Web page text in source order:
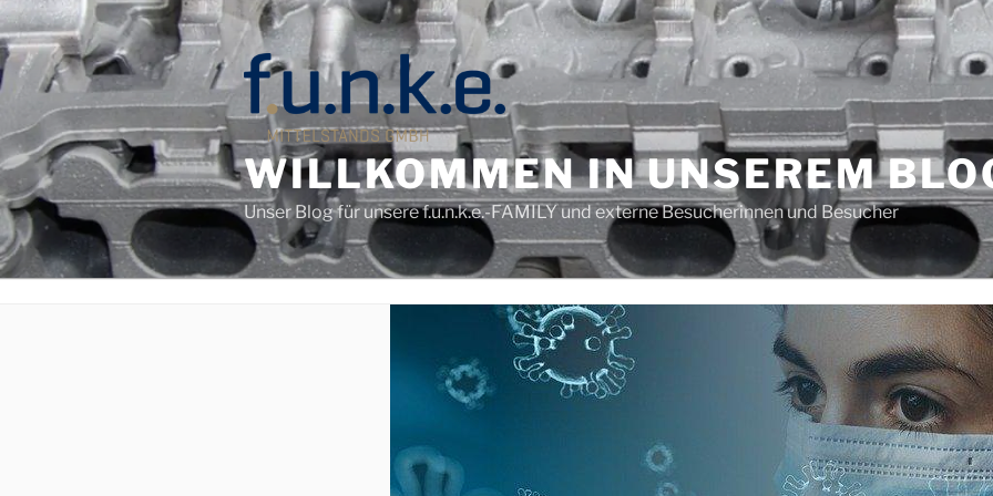
Zum
Inhalt
springen
WILLKOMMEN IN UNSEREM
Unser Blog für unsere f.u.n.k.e.-FAMILY und externe Besucherinnen und Besucher